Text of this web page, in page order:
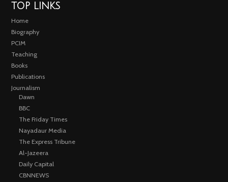
TOP LINKS
Home
Biography
PCIM
Teaching
Books
Publications
Journalism
Dawn
BBC
The Friday Times
Nayadaur Media
The Express Tribune
Al-Jazeera
Daily Capital
CBNNEWS